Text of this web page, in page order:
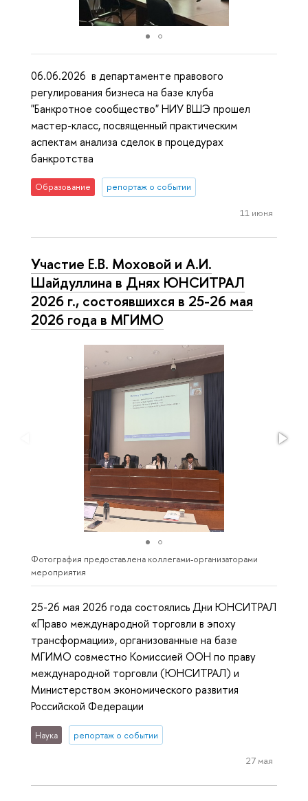
06.06.2026 в департаменте правового
регулирования бизнеса на базе клуба
"Банкротное сообщество" НИУ ВШЭ прошел
мастер-класс, посвященный практическим
аспектам анализа сделок в процедурах
банкротства
Образование репортаж о событии
11 июня
Участие Е.В. Моховой и А.И.
Шайдуллина в Днях ЮНСИТРАЛ
2026 г., состоявшихся в 25-26 мая
2026 года в МГИМО
Фотография предоставлена коллегами-организаторами
мероприятия
25-26 мая 2026 года состоялись Дни ЮНСИТРАЛ
«Право международной торговли в эпоху
трансформации», организованные на базе
МГИМО совместно Комиссией ООН по праву
международной торговли (ЮНСИТРАЛ) и
Министерством экономического развития
Российской Федерации
Наука репортаж о событии
27 мая